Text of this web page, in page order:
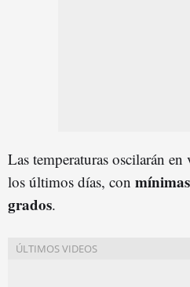
Las temperaturas oscilarán
los últimos días, con
grados.